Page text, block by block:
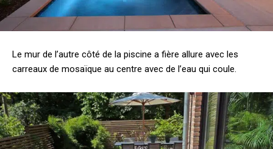
Le mur de l’autre côté de la piscine a fière allure avec les
carreaux de mosaïque au centre avec de l’eau qui coule.